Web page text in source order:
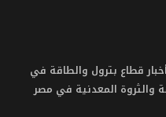
قطاع بترول والطاقة في
والثروة المعدنية في مصر